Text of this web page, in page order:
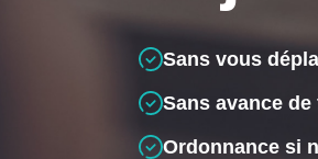
Sans vous
Sans avance de
Ordonnance si